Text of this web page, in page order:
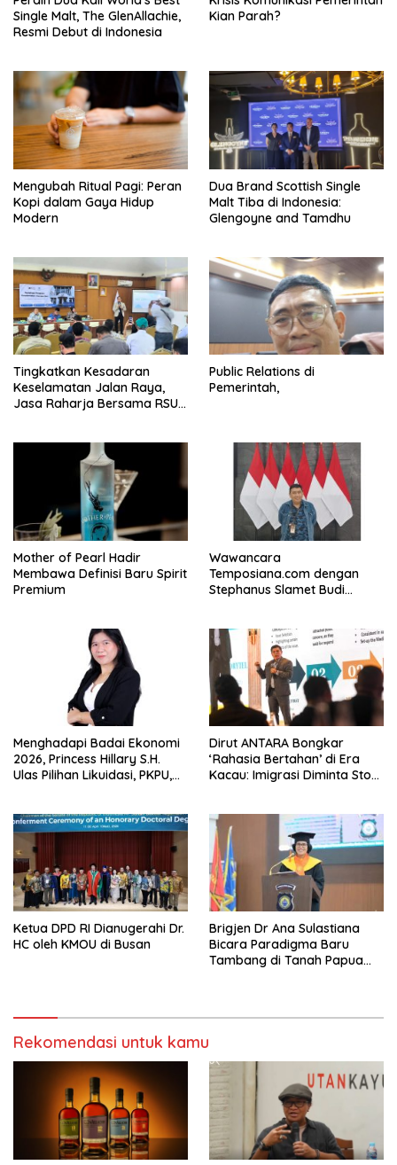
Single Malt, The GlenAllachie,
Resmi Debut di Indonesia
Kian Parah?
Mengubah Ritual Pagi: Peran
Kopi dalam Gaya Hidup
Modern
Dua Brand Scottish Single
Malt Tiba di Indonesia:
Glengoyne and Tamdhu
Tingkatkan Kesadaran
Keselamatan Jalan Raya,
Jasa Raharja Bersama RSU
Komprehensif di Jagakarsa
Public Relations di
Pemerintah,
Mother of Pearl Hadir
Membawa Definisi Baru Spirit
Premium
Wawancara
Temposiana.com dengan
Stephanus Slamet Budi
Menghadapi Badai Ekonomi
2026, Princess Hillary S.H.
Ulas Pilihan Likuidasi, PKPU,
Dirut ANTARA Bongkar
‘Rahasia Bertahan’ di Era
Kacau: Imigrasi Diminta Stop
Ketua DPD RI Dianugerahi Dr.
HC oleh KMOU di Busan
Brigjen Dr Ana Sulastiana
Bicara Paradigma Baru
Tambang di Tanah Papua
Rekomendasi untuk kamu